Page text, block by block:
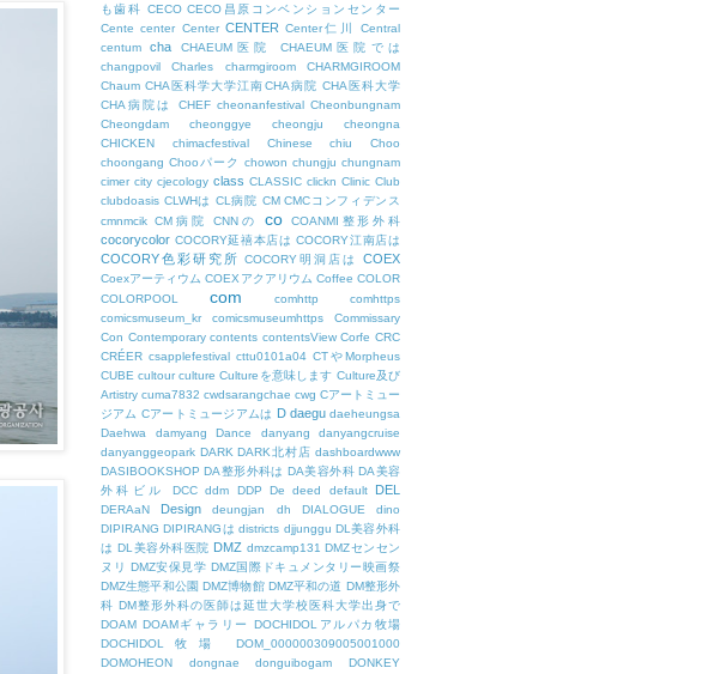
も歯科 CECO CECO昌原コンベンションセンター
Cente center Center CENTER Center仁川
Central
centum
cha CHAEUM医院
CHAEUM医院では
changpovil
Charles charmgiroom
CHARMGIROOM
Chaum CHA医科学大学江南CHA病院 CHA医科大学
CHA病院は
CHEF cheonanfestival Cheonbungnam
Cheongdam
cheonggye cheongju
cheongna
CHICKEN
chimacfestival Chinese chiu
Choo
choongang Chooパーク chowon chungju chungnam
cimer city cjecology class CLASSIC clickn Clinic Club
clubdoasis CLWHは CL病院 CM CMCコンフィデンス
cmnmcik CM病院 CNNの co COANMI整形外科
cocorycolor COCORY延禧本店は COCORY江南店は
COCORY色彩研究所 COCORY明洞店は COEX
Coexアーティウム COEXアクアリウム Coffee COLOR
COLORPOOL
com comhttp
comhttps
comicsmuseum_kr
comicsmuseumhttps
Commissary
Con Contemporary contents contentsView Corfe CRC
CRÉER csapplefestival cttu0101a04 CTやMorpheus
CUBE cultour culture Cultureを意味します Culture及び
Artistry cuma7832 cwdsarangchae cwg Cアートミュー
ジアム Cアートミュージアムは D daegu daeheungsa
Daehwa
damyang Dance danyang
danyangcruise
danyanggeopark DARK DARK北村店 dashboardwww
DASIBOOKSHOP DA整形外科は DA美容外科 DA美容
外科ビル
DCC ddm DDP De deed default DEL
DERAaN Design deungjan dh DIALOGUE
dino
DIPIRANG DIPIRANGは districts djjunggu DL美容外科
は DL美容外科医院 DMZ dmzcamp131 DMZセンセン
ヌリ DMZ安保見学 DMZ国際ドキュメンタリー映画祭
DMZ生態平和公園 DMZ博物館 DMZ平和の道 DM整形外
科 DM整形外科の医師は延世大学校医科大学出身で
DOAM DOAMギャラリー
DOCHIDOLアルパカ牧場
DOCHIDOL牧場
DOM_000000309005001000
DOMOHEON
dongnae donguibogam
DONKEY